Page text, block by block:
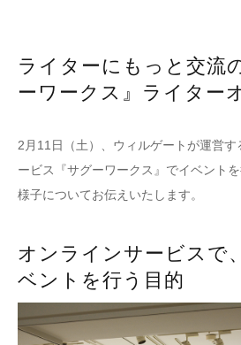
ライターにもっと交流
ーワークス』ライター
2月11日（土）、ウィルゲートが運営
ービス『サグーワークス』でイベント
様子についてお伝えいたします。
オンラインサービスで
ベントを行う目的